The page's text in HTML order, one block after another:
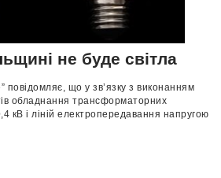
не буде світла
повідомляє, що у зв’язку з виконанням
обладнання трансформаторних
кВ і ліній електропередавання напругою